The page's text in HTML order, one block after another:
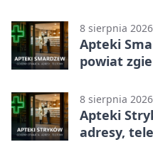
8 sierpnia 2026
Apteki
powiat
8 sierpnia 2026
Apteki
adresy,